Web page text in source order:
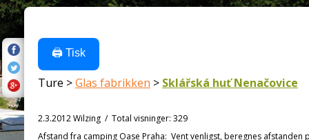
🖨️ Tisk
Ture >Glas fabrikken > Sklářská huť Nenačovice
2.3.2012 Wilzing / Total visninger: 329
Afstand fra camping Oase Praha: Vent venligst, beregnes afstanden